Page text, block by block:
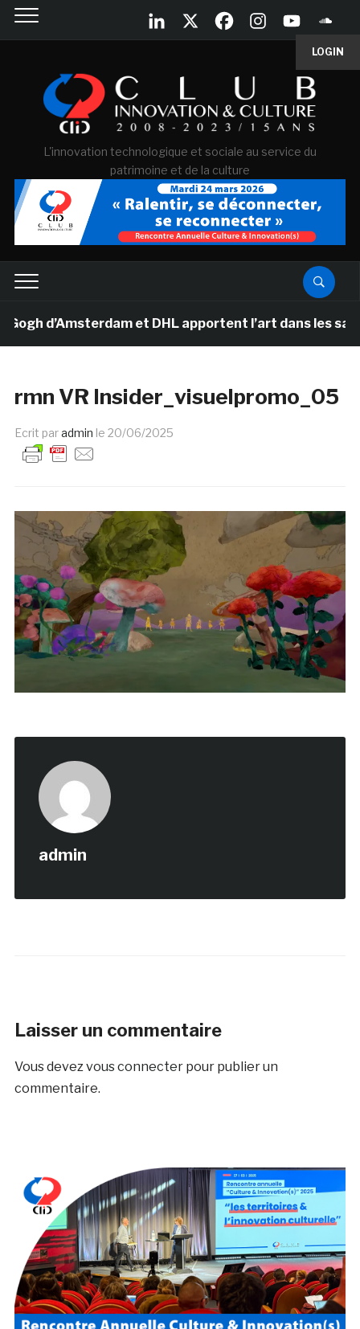
LOGIN
L'innovation technologique et sociale au service du
patrimoine et de la culture
d’Amsterdam et DHL apportent l’art dans les salles
rmn VR Insider_visuelpromo_05
Ecrit paradmin le 20/06/2025
admin
Laisser un commentaire
Vous devez vous connecterpour publier un
commentaire.